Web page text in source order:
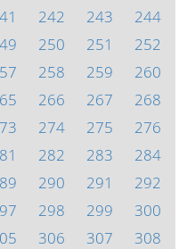
242 243
244
250 251
252
258 259
260
266 267
268
274 275
276
282 283
284
290 291
292
298 299
300
306 307
308